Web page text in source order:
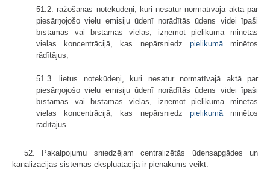
51.2. ražošanas notekūdeņi, kuri nesatur normatīvajā aktā par
piesārņojošo vielu emisiju ūdenī norādītās ūdens videi īpaši
bīstamās vai bīstamās vielas, izņemot pielikumā minētās
vielas koncentrācijā, kas nepārsniedz pielikumāminētos
rādītājus;
51.3. lietus notekūdeņi, kuri nesatur normatīvajā aktā par
piesārņojošo vielu emisiju ūdenī norādītās ūdens videi īpaši
bīstamās vai bīstamās vielas, izņemot pielikumā minētās
vielas koncentrācijā, kas nepārsniedz pielikumāminētos
rādītājus.
52. Pakalpojumu sniedzējam centralizētās ūdensapgādes un
kanalizācijas sistēmas ekspluatācijā ir pienākums veikt: